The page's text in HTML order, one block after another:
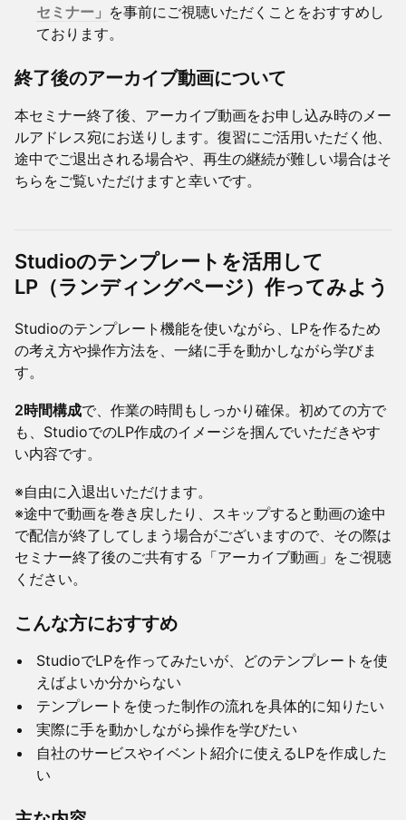
セミナー」 を事前にご視聴いただくことをおすすめし
ております。
終了後のアーカイブ動画について
​本セミナー終了後、アーカイブ動画をお申し込み時のメー
ルアドレス宛にお送りします。復習にご活用いただく他、
途中でご退出される場合や、再生の継続が難しい場合はそ
ちらをご覧いただけますと幸いです。
Studioのテンプレートを活用して
LP（ランディングページ）作ってみよう
​Studioのテンプレート機能を使いながら、LPを作るため
の考え方や操作方法を、一緒に手を動かしながら学びま
す。
2時間構成で、作業の時間もしっかり確保。初めての方で
も、StudioでのLP作成のイメージを掴んでいただきやす
い内容です。
​※自由に入退出いただけます。
※途中で動画を巻き戻したり、スキップすると動画の途中
で配信が終了してしまう場合がございますので、その際は
セミナー終了後のご共有する「アーカイブ動画」をご視聴
ください。
こんな方におすすめ
​StudioでLPを作ってみたいが、どのテンプレートを使
えばよいか分からない
​テンプレートを使った制作の流れを具体的に知りたい
​実際に手を動かしながら操作を学びたい
​自社のサービスやイベント紹介に使えるLPを作成した
い